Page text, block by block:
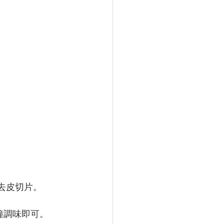
切片。
味即可。